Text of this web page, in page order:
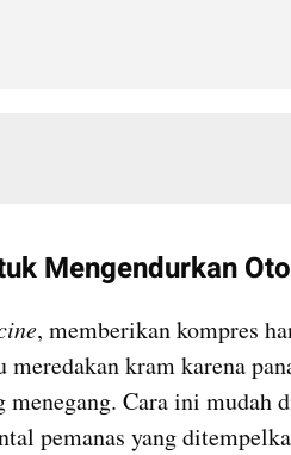
Mengendurkan
, memberikan kompres
meredakan kram karena
Cara ini mudah
pemanas yang